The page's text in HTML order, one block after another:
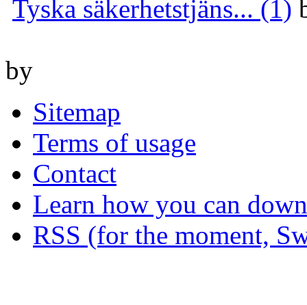
Tyska säkerhetstjäns... (1)
by
Sitemap
Terms of usage
Contact
Learn how you can
RSS (for the moment,